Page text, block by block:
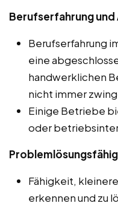
Berufserfahrung und
Berufserfahrung
eine
handwerklichen
nicht immer
Einige Betriebe
oder
Fähigkeit,
erkennen und zu